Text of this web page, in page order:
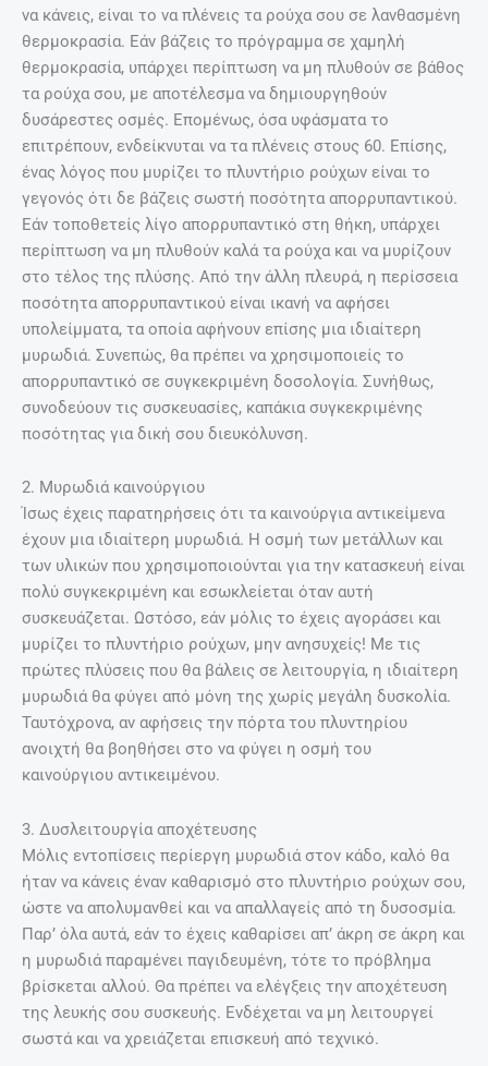
να κάνεις, είναι το να πλένεις τα ρούχα σου σε λανθασμένη
θερμοκρασία. Εάν βάζεις το πρόγραμμα σε χαμηλή
θερμοκρασία, υπάρχει περίπτωση να μη πλυθούν σε βάθος
τα ρούχα σου, με αποτέλεσμα να δημιουργηθούν
δυσάρεστες οσμές. Επομένως, όσα υφάσματα το
επιτρέπουν, ενδείκνυται να τα πλένεις στους 60. Επίσης,
ένας λόγος που μυρίζει το πλυντήριο ρούχων είναι το
γεγονός ότι δε βάζεις σωστή ποσότητα απορρυπαντικού.
Εάν τοποθετείς λίγο απορρυπαντικό στη θήκη, υπάρχει
περίπτωση να μη πλυθούν καλά τα ρούχα και να μυρίζουν
στο τέλος της πλύσης. Από την άλλη πλευρά, η περίσσεια
ποσότητα απορρυπαντικού είναι ικανή να αφήσει
υπολείμματα, τα οποία αφήνουν επίσης μια ιδιαίτερη
μυρωδιά. Συνεπώς, θα πρέπει να χρησιμοποιείς το
απορρυπαντικό σε συγκεκριμένη δοσολογία. Συνήθως,
συνοδεύουν τις συσκευασίες, καπάκια συγκεκριμένης
ποσότητας για δική σου διευκόλυνση.
2. Μυρωδιά καινούργιου
Ίσως έχεις παρατηρήσεις ότι τα καινούργια αντικείμενα
έχουν μια ιδιαίτερη μυρωδιά. Η οσμή των μετάλλων και
των υλικών που χρησιμοποιούνται για την κατασκευή είναι
πολύ συγκεκριμένη και εσωκλείεται όταν αυτή
συσκευάζεται. Ωστόσο, εάν μόλις το έχεις αγοράσει και
μυρίζει το πλυντήριο ρούχων, μην ανησυχείς! Με τις
πρώτες πλύσεις που θα βάλεις σε λειτουργία, η ιδιαίτερη
μυρωδιά θα φύγει από μόνη της χωρίς μεγάλη δυσκολία.
Ταυτόχρονα, αν αφήσεις την πόρτα του πλυντηρίου
ανοιχτή θα βοηθήσει στο να φύγει η οσμή του
καινούργιου αντικειμένου.
3. Δυσλειτουργία αποχέτευσης
Μόλις εντοπίσεις περίεργη μυρωδιά στον κάδο, καλό θα
ήταν να κάνεις έναν καθαρισμό στο πλυντήριο ρούχων σου,
ώστε να απολυμανθεί και να απαλλαγείς από τη δυσοσμία.
Παρ’ όλα αυτά, εάν το έχεις καθαρίσει απ’ άκρη σε άκρη και
η μυρωδιά παραμένει παγιδευμένη, τότε το πρόβλημα
βρίσκεται αλλού. Θα πρέπει να ελέγξεις την αποχέτευση
της λευκής σου συσκευής. Ενδέχεται να μη λειτουργεί
σωστά και να χρειάζεται επισκευή από τεχνικό.